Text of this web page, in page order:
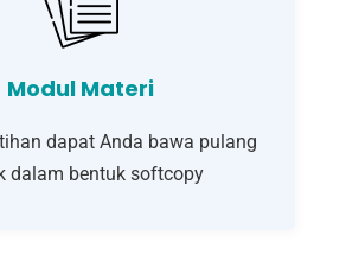
Modul Materi
dapat Anda bawa pulang
dalam bentuk softcopy